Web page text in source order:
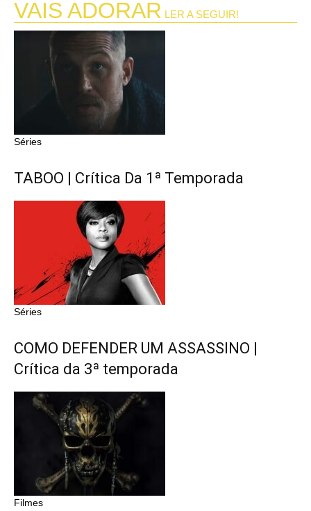
VAIS ADORAR LER A SEGUIR!
Séries
TABOO | Crítica Da 1ª Temporada
Séries
COMO DEFENDER UM ASSASSINO |
Crítica da 3ª temporada
Filmes